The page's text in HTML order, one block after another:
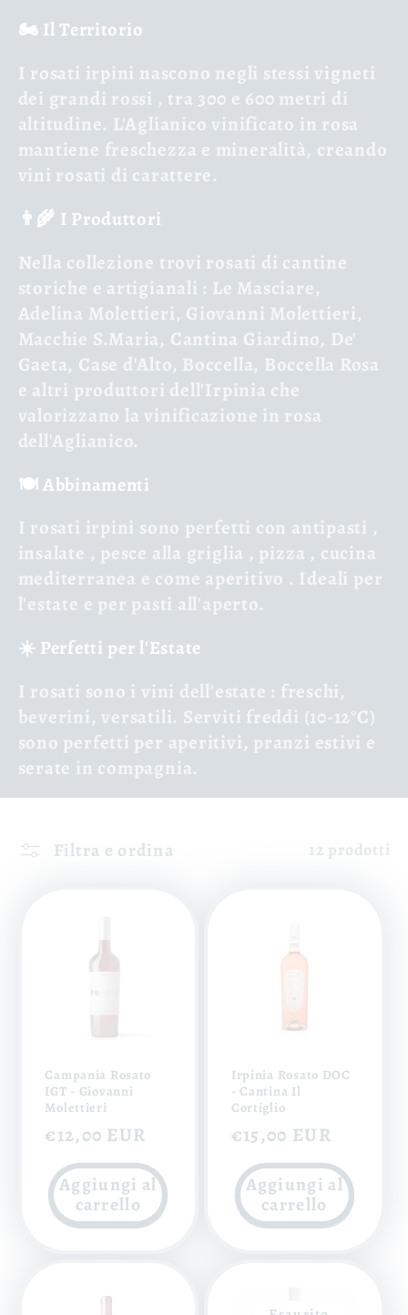
🏍️ Il Territorio
I rosati irpini nascono negli stessivigneti
dei grandi rossi , tra 300 e 600 metri di
altitudine. L'Aglianico vinificato in rosa
mantiene freschezza e mineralità, creando
vini rosati di carattere.
👨🌾 I Produttori
Nella collezione trovi rosati di cantine
storiche e artigianali : Le Masciare,
Adelina Molettieri, Giovanni Molettieri,
Macchie S.Maria, Cantina Giardino, De'
Gaeta, Case d'Alto, Boccella, Boccella Rosa
e altri produttori dell'Irpinia che
valorizzano la vinificazione in rosa
dell'Aglianico.
🍽️ Abbinamenti
I rosati irpini sono perfetti con antipasti ,
insalate , pesce alla griglia , pizza , cucina
mediterranea e come aperitivo . Ideali per
l'estate e per pasti all'aperto.
☀️ Perfetti per l'Estate
I rosati sono i vini dell'estate : freschi,
beverini, versatili. Serviti freddi (10-12°C)
sono perfetti per aperitivi, pranzi estivi e
serate in compagnia.
Filtra e ordina 12 prodotti
Campania Rosato
IGT - Giovanni
Molettieri
Prezzo
listino
€12,00 EUR
Aggiungi al
carrello
Irpinia Rosato DOC
- Cantina Il
Cortiglio
Prezzo
listino
€15,00 EUR
Aggiungi al
carrello